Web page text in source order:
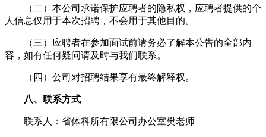
（二）本公司承诺保护应聘者的隐私权，应聘者提供的个
人信息仅用于本次招聘，不会用于其他目的。
（三）应聘者在参加面试前请务必了解本公告的全部内
容，如有任何疑问请及时与我们联系。
（四）公司对招聘结果享有最终解释权。
八、联系方式
联系人：省体科所有限公司办公室樊老师